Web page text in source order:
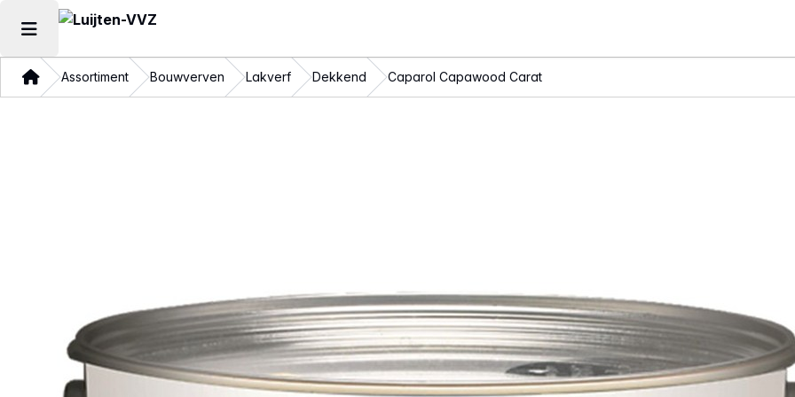
Hoofdmenu openen
ThuisAssortiment Bouwverven Lakverf Dekkend Caparol Capawood Carat